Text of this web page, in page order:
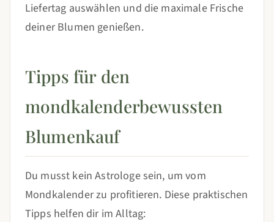
Liefertag auswählen und die maximale Frische
deiner Blumen genießen.
Tipps für den
mondkalenderbewussten
Blumenkauf
Du musst kein Astrologe sein, um vom
Mondkalender zu profitieren. Diese praktischen
Tipps helfen dir im Alltag: